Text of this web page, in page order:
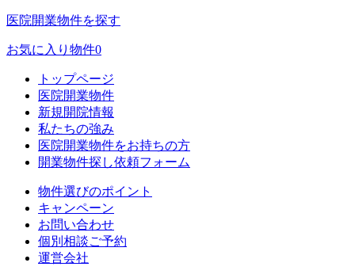
医院開業物件を探す
お気に入り物件0
トップページ
医院開業物件
新規開院情報
私たちの強み
医院開業物件をお持ちの方
開業物件探し依頼フォーム
物件選びのポイント
キャンペーン
お問い合わせ
個別相談ご予約
運営会社